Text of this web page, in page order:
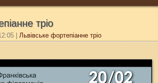
тріо
Львівське фортепіанне тріо